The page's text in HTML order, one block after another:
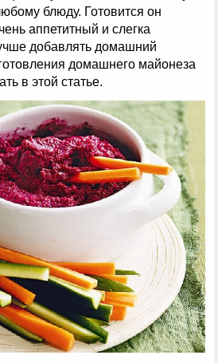
блюду. Готовится он
аппетитный и слегка
добавлять домашний
домашнего майонеза
в этой статье.